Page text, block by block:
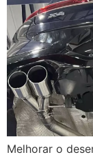
Melhorar o